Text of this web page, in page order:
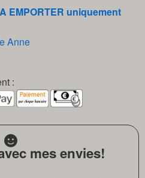
EMPORTER uniquement
Anne
:
mes envies!